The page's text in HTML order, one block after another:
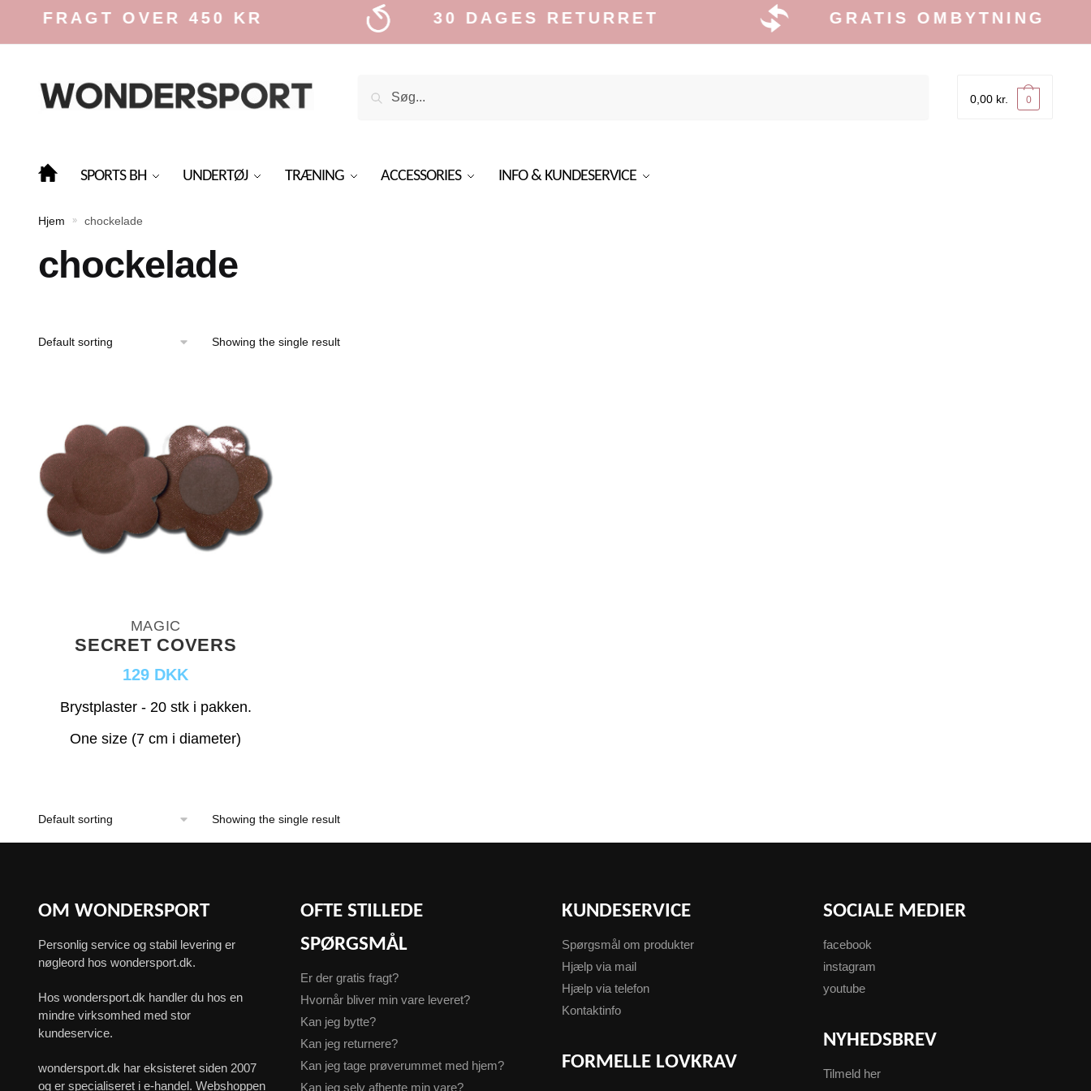
FRAGT OVER 450 KR 30 DAGES RETURRET GRATIS OMBYTNING
0,00 kr. 0
SPORTS BH UNDERTØJ TRÆNING ACCESSORIES INFO & KUNDESERVICE
Hjem » chockelade
chockelade
Showing the single result
MAGIC
SECRET COVERS
129 DKK
Brystplaster - 20 stk i pakken.
One size (7 cm i diameter)
Showing the single result
OM WONDERSPORT
Personlig service og stabil levering er
nøgleord hos wondersport.dk.
Hos wondersport.dk handler du hos en
mindre virksomhed med stor
kundeservice.
wondersport.dk har eksisteret siden 2007
og er specialiseret i e-handel. Webshoppen
OFTE STILLEDE
SPØRGSMÅL
Er der gratis fragt?
Hvornår bliver min vare leveret?
Kan jeg bytte?
Kan jeg returnere?
Kan jeg tage prøverummet med hjem?
Kan jeg selv afhente min vare?
KUNDESERVICE
Spørgsmål om produkter
Hjælp via mail
Hjælp via telefon
Kontaktinfo
FORMELLE LOVKRAV
SOCIALE MEDIER
facebook
instagram
youtube
NYHEDSBREV
Tilmeld her